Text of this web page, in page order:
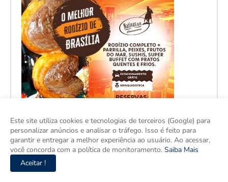
Este site utiliza cookies e tecnologias de terceiros (Google) para
personalizar anúncios e analisar o tráfego. Isso é feito para
garantir e entregar a melhor experiência ao usuário. Ao acessar,
você concorda com a política de monitoramento. Saiba Mais
Aceitar !